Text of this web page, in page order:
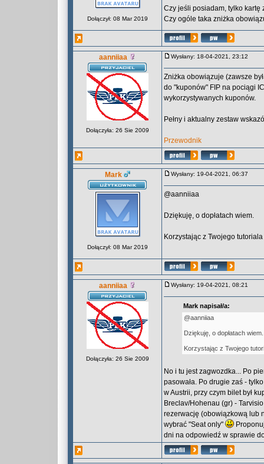
Dołączył: 08 Mar 2019
Czy jeśli posiadam, tylko kartę
Czy ogóle taka zniżka
aanniiaa
Dołączyła: 26 Sie 2009
Wysłany: 18-04-2021, 23:12
Zniżka obowiązuje (zawsze
do "kuponów" FIP na pociągi
wykorzystywanych kuponów.
Pełny i aktualny zestaw
Przewodnik
Mark
Dołączył: 08 Mar 2019
Wysłany: 19-04-2021, 06:37
@aanniiaa
Dziękuję, o dopłatach wiem.
Korzystając z Twojego
aanniiaa
Dołączyła: 26 Sie 2009
Wysłany: 19-04-2021, 08:21
Mark napisał/a:
@aanniiaa
Dziękuję, o dopłatach wiem.
Korzystając z Twojego
No i tu jest zagwozdka... Po
pasowała. Po drugie zaś -
w Austrii, przy czym bilet był
Breclav/Hohenau (gr) -
rezerwację (obowiązkową lub
wybrać "Seat only"
dni na odpowiedź w sprawie